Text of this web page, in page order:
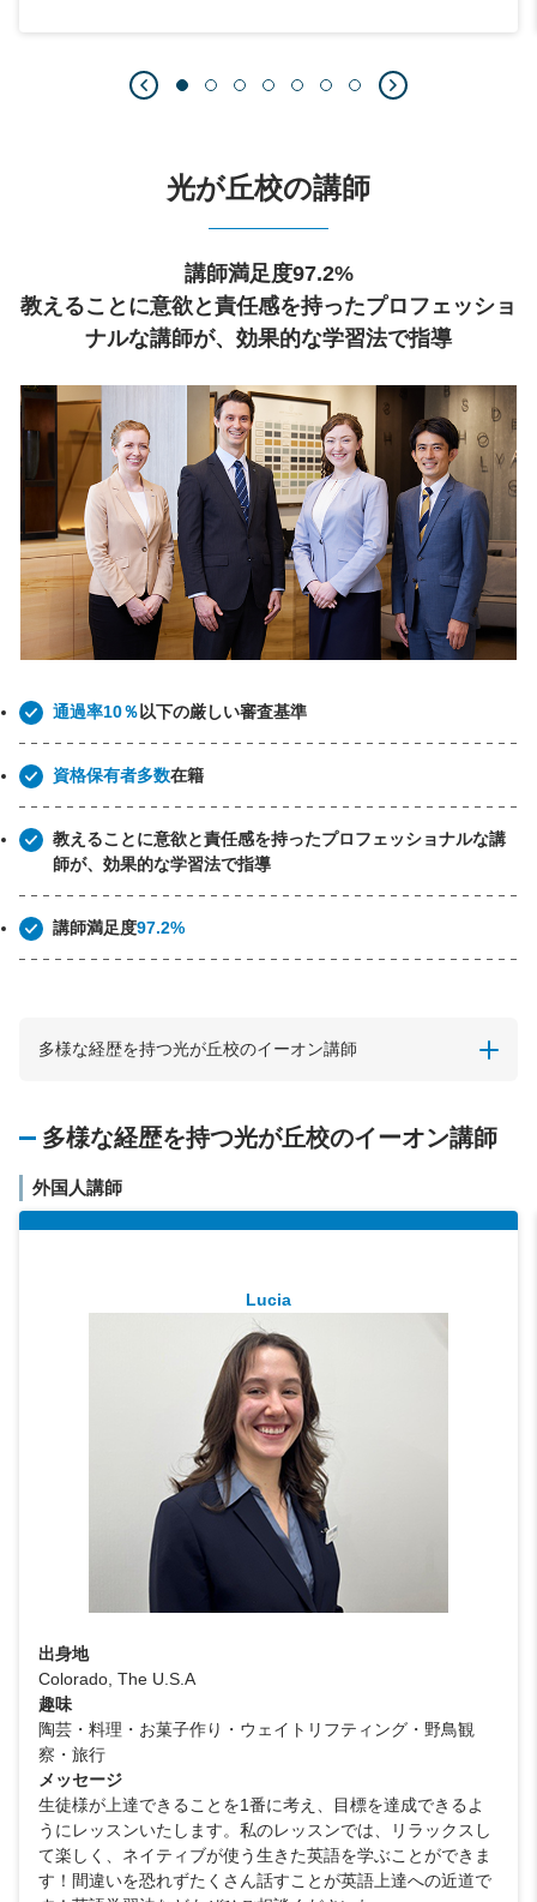
光が丘校の講師
講師満足度97.2%
教えることに意欲と責任感を持ったプロフェッショ
ナルな講師が、効果的な学習法で指導
通過率10％ 以下の厳しい審査基準
資格保有者多数在籍
教えることに意欲と責任感を持ったプロフェッショナルな講
師が、効果的な学習法で指導
講師満足度97.2%
多様な経歴を持つ光が丘校のイーオン講師
多様な経歴を持つ光が丘校のイーオン講師
外国人講師
Lucia
出身地
Colorado, The U.S.A
趣味
陶芸・料理・お菓子作り・ウェイトリフティング・野鳥観
察・旅行
メッセージ
生徒様が上達できることを1番に考え、目標を達成できるよ
うにレッスンいたします。私のレッスンでは、リラックスし
て楽しく、ネイティブが使う生きた英語を学ぶことができま
す！間違いを恐れずたくさん話すことが英語上達への近道で